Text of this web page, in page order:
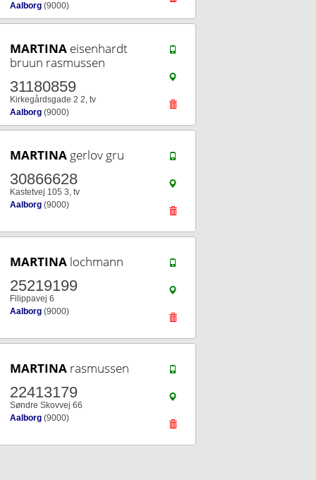
Aalborg (9000)
MARTINA eisenhardt
bruun rasmussen
31180859
Kirkegårdsgade 2 2, tv
Aalborg (9000)
MARTINA gerlov gru
30866628
Kastetvej 105 3, tv
Aalborg (9000)
MARTINA lochmann
25219199
Filippavej 6
Aalborg (9000)
MARTINA rasmussen
22413179
Søndre Skovvej 66
Aalborg (9000)